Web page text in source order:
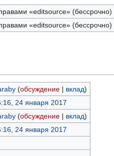
«editsource» (бессрочно)
«editsource» (бессрочно)
(обсуждение| вклад)
24 января 2017
(обсуждение| вклад)
24 января 2017